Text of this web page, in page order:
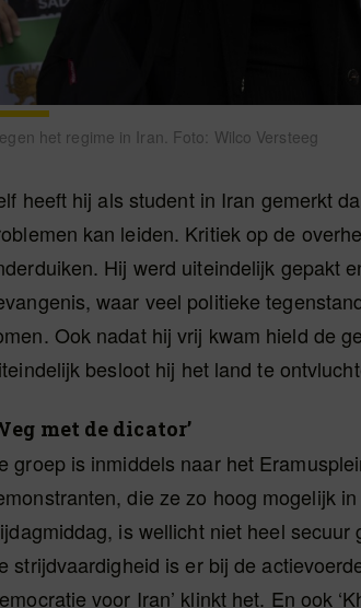
het regime in Iran. Foto: Wilco Versteeg
heeft hij als student in Iran gemerkt
kan leiden. Kritiek op de
Hij werd uiteindelijk gepakt
waar veel politieke
Ook nadat hij vrij kwam hield de
besloot hij het land te
met de dicator’
groep is inmiddels naar het
die ze zo hoog mogelijk
is wellicht niet heel
strijdvaardigheid is er bij de
voor Iran’ klinkt het. En ook